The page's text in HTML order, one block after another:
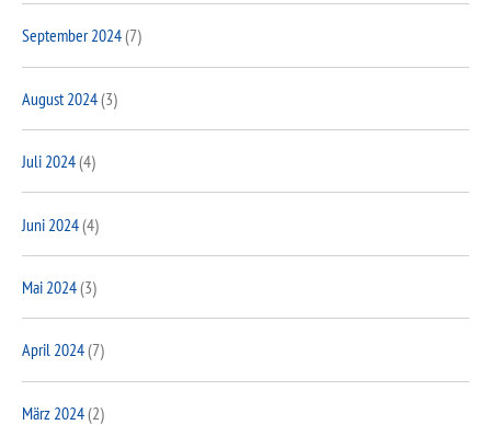
September 2024(7)
August 2024(3)
Juli 2024(4)
Juni 2024(4)
Mai 2024(3)
April 2024(7)
März 2024(2)